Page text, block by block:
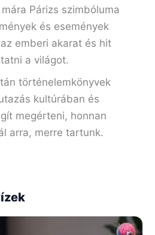
Párizs szimbóluma
és események
emberi akarat és hit
a világot.
történelemkönyvek
kultúrában és
megérteni, honnan
arra, merre tartunk.